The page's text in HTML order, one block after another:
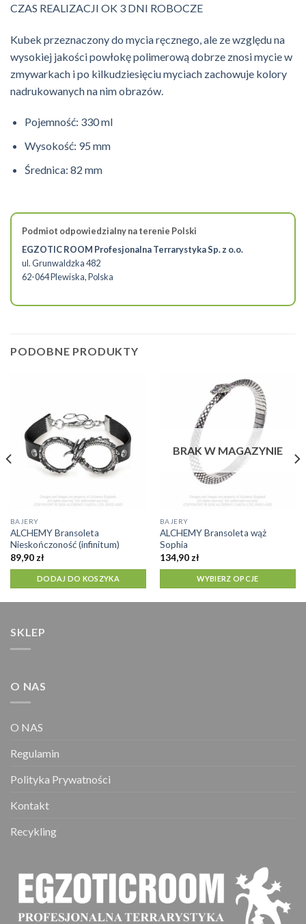
CZAS REALIZACJI OK 3 DNI ROBOCZE
Kubek przeznaczony do mycia ręcznego, ale ze względu na
wysokiej jakości powłokę polimerową dobrze znosi mycie w
zmywarkach i po kilkudziesięciu myciach zachowuje kolory
nadrukowanych na nim obrazów.
Pojemność: 330 ml
Wysokość: 95 mm
Średnica: 82 mm
Podmiot odpowiedzialny na terenie Polski
EGZOTIC ROOM Profesjonalna Terrarystyka Sp. z o.o.
ul. Grunwaldzka 482
62-064 Plewiska, Polska
PODOBNE PRODUKTY
BAJERY
ALCHEMY Bransoleta
Nieskończoność (infinitum)
89,90 zł
DODAJ DO KOSZYKA
BRAK W MAGAZYNIE
BAJERY
ALCHEMY Bransoleta wąż
Sophia
134,90 zł
WYBIERZ OPCJE
Ten
produkt
ma
wiele
wariantów.
SKLEP
O NAS
O NAS
Regulamin
Polityka Prywatności
Kontakt
Recykling